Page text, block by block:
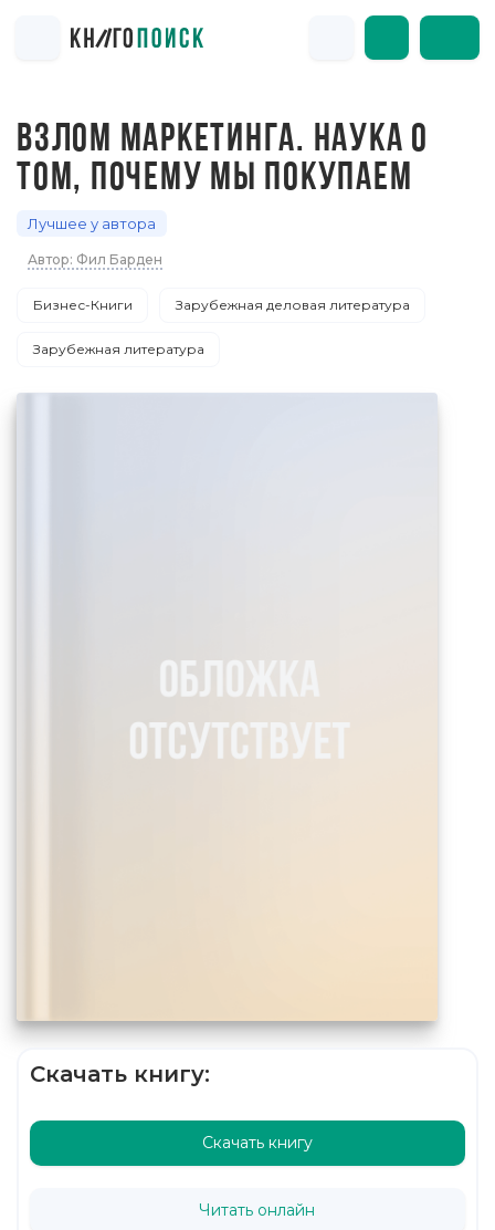
ВЗЛОМ МАРКЕТИНГА. НАУКА О
ТОМ, ПОЧЕМУ МЫ ПОКУПАЕМ
Лучшее у автора
Автор: Фил Барден
Бизнес-Книги Зарубежная деловая литература
Зарубежная литература
Скачать книгу:
Скачать книгу
Читать онлайн